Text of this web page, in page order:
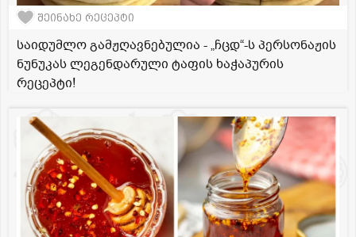
შეინახე რეცეპტი
საიდუმლო გამჟღავნებულია - „ჩცდ“-ს პერსონაჟის
ნუნუკას ლეგენდარული ტაფის ხაჭაპურის
რეცეპტი!